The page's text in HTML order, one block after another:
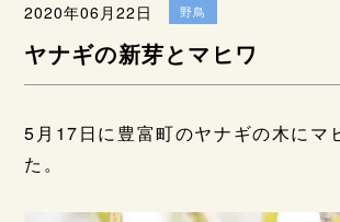
2020年06月22日 野鳥
ヤナギの新芽とマヒワ
5月17日に豊富町のヤナギの木にマ
た。